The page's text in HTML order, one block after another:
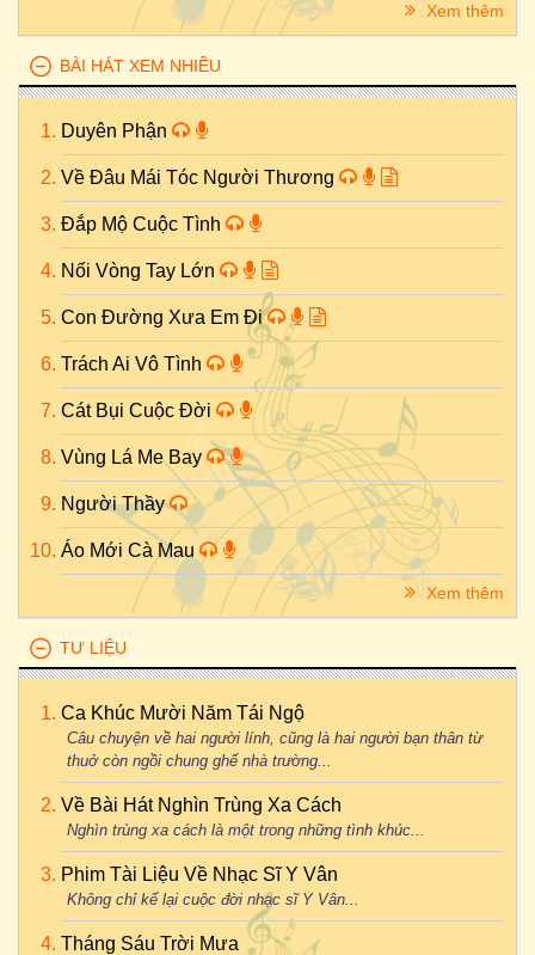
Xem thêm
BÀI HÁT XEM NHIỀU
Duyên Phận
Về Đâu Mái Tóc Người Thương
Đắp Mộ Cuộc Tình
Nối Vòng Tay Lớn
Con Đường Xưa Em Đi
Trách Ai Vô Tình
Cát Bụi Cuộc Đời
Vùng Lá Me Bay
Người Thầy
Áo Mới Cà Mau
Xem thêm
TƯ LIỆU
Ca Khúc Mười Năm Tái Ngộ
Câu chuyện về hai người lính, cũng là hai người bạn thân từ
thuở còn ngồi chung ghế nhà trường...
Về Bài Hát Nghìn Trùng Xa Cách
Nghìn trùng xa cách là một trong những tình khúc...
Phim Tài Liệu Về Nhạc Sĩ Y Vân
Không chỉ kể lại cuộc đời nhạc sĩ Y Vân...
Tháng Sáu Trời Mưa